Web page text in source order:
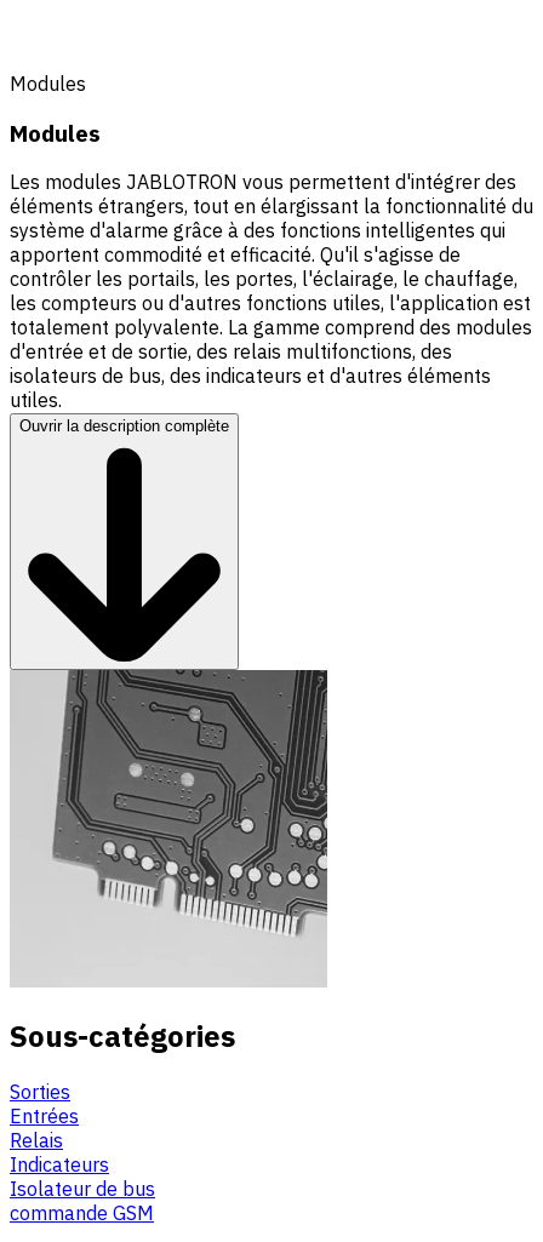
Modules
Modules
Les modules JABLOTRON vous permettent d'intégrer des
éléments étrangers, tout en élargissant la fonctionnalité du
système d'alarme grâce à des fonctions intelligentes qui
apportent commodité et efficacité. Qu'il s'agisse de
contrôler les portails, les portes, l'éclairage, le chauffage,
les compteurs ou d'autres fonctions utiles, l'application est
totalement polyvalente. La gamme comprend des modules
d'entrée et de sortie, des relais multifonctions, des
isolateurs de bus, des indicateurs et d'autres éléments
utiles.
Ouvrir la description complète
Sous-catégories
Sorties
Entrées
Relais
Indicateurs
Isolateur de bus
commande GSM